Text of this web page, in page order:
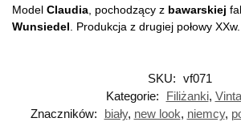
Model Claudia , pochodzący z bawarskiej
Wunsiedel . Produkcja z drugiej połowy XXw.
SKU: vf071
Kategorie:
Filiżanki,
Znaczników:
biały, new look, niemcy,